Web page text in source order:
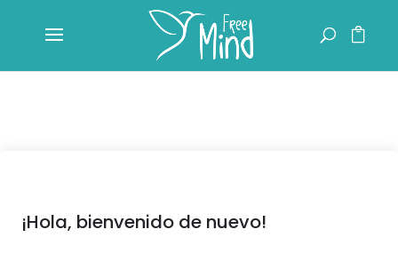
¡Hola, bienvenido de nuevo!